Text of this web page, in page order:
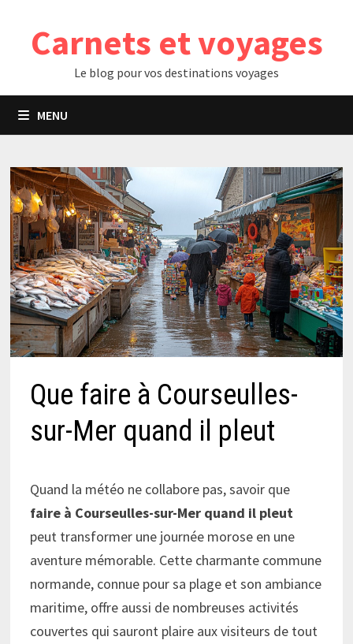
contenuCarnets et voyages
Le blog pour vos destinations voyages
MENU
Que faire à Courseulles-
sur-Mer quand il pleut
Quand la météo ne collabore pas, savoir que
faire à Courseulles-sur-Mer quand il pleut
peut transformer une journée morose en une
aventure mémorable. Cette charmante commune
normande, connue pour sa plage et son ambiance
maritime, offre aussi de nombreuses activités
couvertes qui sauront plaire aux visiteurs de tout